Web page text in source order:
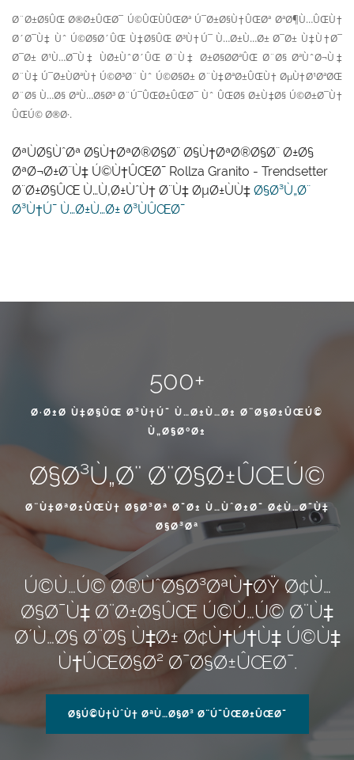
Ø¨Ø±Ø§ÛŒ Ø®Ø±ÛŒØ¯ Ú©ÛŒÙÛŒØª Ú¯Ø±Ø§Ù†ÛŒØª ØªØ¶Ù…ÛŒÙ†
Ø´Ø¯Ù‡ Ùˆ Ú©Ø§Ø´ÛŒ Ù‡Ø§ÛŒ Ø³Ù†Ú¯ Ù…Ø±Ù…Ø± Ø¯Ø± Ù‡Ù†Ø¯
Ø¯Ø± Ø¹Ù…Ø¯Ù‡ ÙØ±ÙˆØ´ÛŒ Ø¨Ù‡ Ø±Ø§Ø­ØªÛŒ Ø¨Ø§ ØªÙˆØ¬Ù‡
Ø¨Ù‡ Ú¯Ø±ÙØªÙ† Ú©Ø³Ø¨ Ùˆ Ú©Ø§Ø± Ø¨Ù‡ØªØ±ÛŒÙ† ØµÙ†Ø¹ØªØŒ
Ø¨Ø§ Ù…Ø§ ØªÙ…Ø§Ø³ Ø¨Ú¯ÛŒØ±ÛŒØ¯ Ùˆ ÛŒØ§ Ø±Ù‡Ø§ Ú©Ø±Ø¯Ù†
ÛŒÚ© Ø®Ø·.
ØªÙØ§ÙˆØª Ø§Ù†ØªØ®Ø§Ø¨ Ø§Ù†ØªØ®Ø§Ø¨ Ø±Ø§
ØªØ¬Ø±Ø¨Ù‡ Ú©Ù†ÛŒØ¯ Rollza Granito - Trendsetter
Ø¨Ø±Ø§ÛŒ Ù…Ù‚Ø±ÙˆÙ† Ø¨Ù‡ ØµØ±ÙÙ‡ Ø§Ø³Ù„Ø¨
Ø³Ù†Ú¯ Ù…Ø±Ù…Ø± Ø³ÙÛŒØ¯
500+
Ø·Ø±Ø­ Ù‡Ø§ÛŒ Ø³Ù†Ú¯ Ù…Ø±Ù…Ø± Ø¨Ø§Ø±ÛŒÚ©
Ù„Ø§ØºØ±
Ø§Ø³Ù„Ø¨ Ø¨Ø§Ø±ÛŒÚ©
Ø¨Ù‡ØªØ±ÛŒÙ† Ø§Ø³Øª Ø¯Ø± Ù…ÙˆØ±Ø¯ Ø¢Ù…Ø¯Ù‡
Ø§Ø³Øª
Ú©Ù…Ú© Ø®ÙˆØ§Ø³ØªÙ†ØŸ Ø¢Ù…
Ø§Ø¯Ù‡ Ø¨Ø±Ø§ÛŒ Ú©Ù…Ú© Ø¨Ù‡
Ø´Ù…Ø§ Ø¨Ø§ Ù‡Ø± Ø¢Ù†Ú†Ù‡ Ú©Ù‡
Ù†ÛŒØ§Ø² Ø¯Ø§Ø±ÛŒØ¯.
Ø§Ú©Ù†ÙˆÙ† ØªÙ…Ø§Ø³ Ø¨Ú¯ÛŒØ±ÛŒØ¯